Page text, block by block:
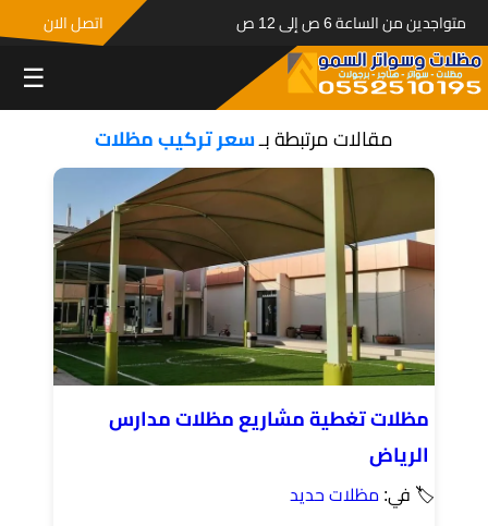
متواجدين من الساعة 6 ص إلى 12 ص اتصل الان
☰
مقالات مرتبطة بـسعر تركيب مظلات
مظلات تغطية مشاريع مظلات مدارس
الرياض
🏷 في: مظلات حديد